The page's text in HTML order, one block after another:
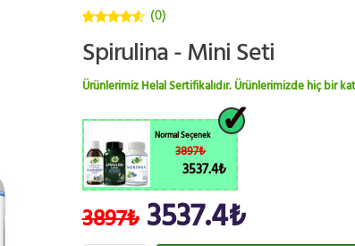
üzerinden
(0)
Spirulina - Mini Seti
Ürünlerimiz Helal Sertifikalıdır. Ürünlerimizde hiç bir
Normal Seçenek
3897₺
3537.4₺
3897₺3537.4₺